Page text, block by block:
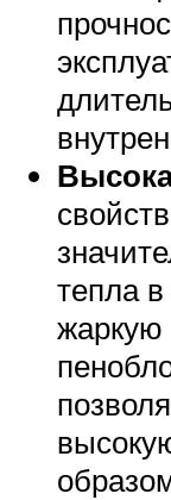
тепла
жаркую